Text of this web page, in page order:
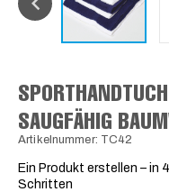
SAUGFÄHIG
Artikelnummer: TC42
Ein Produkt erstellen – in 4
Schritten